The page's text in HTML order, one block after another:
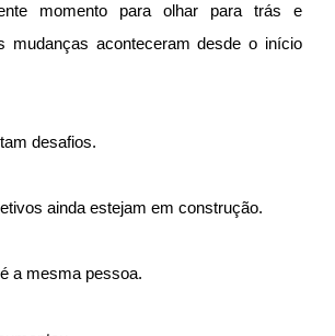
momento para olhar para trás e
mudanças aconteceram desde o início
desafios.
ainda estejam em construção.
a mesma pessoa.